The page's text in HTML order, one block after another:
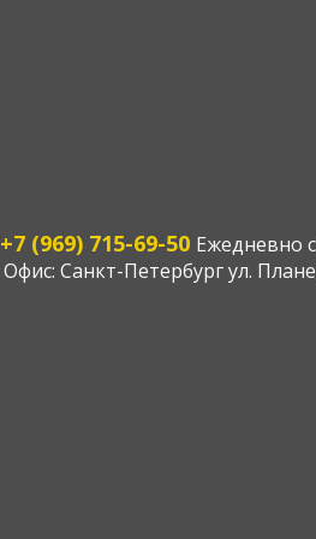
+7 (969) 715-69-50 Ежедневно
Офис: Санкт-Петербург ул.